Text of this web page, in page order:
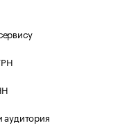
аудитория